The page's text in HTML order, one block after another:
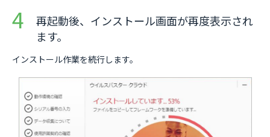
再起動後、インストール画面が再度表示され
ます。
インストール作業を続行します。